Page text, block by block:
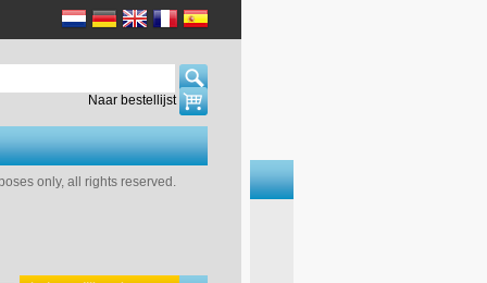
Naar bestellijst
only, all rights reserved.